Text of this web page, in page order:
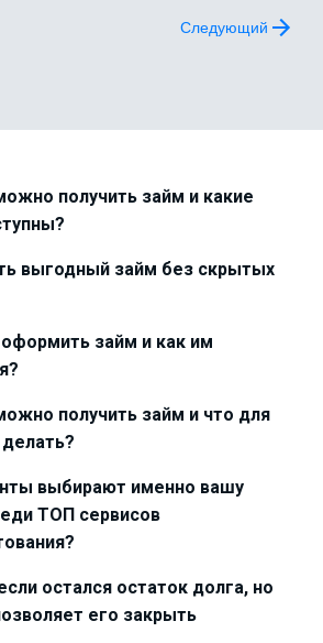
Следующий
получить займ и какие
выгодный займ без скрытых
займ и как им
получить займ и что для
выбирают именно вашу
ТОП сервисов
остался остаток долга, но
его закрыть